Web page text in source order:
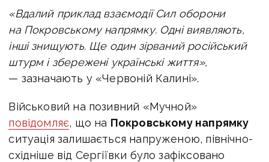
«Вдалий приклад взаємодії Сил оборони
на Покровському напрямку. Одні виявляють,
інші знищують. Ще один зірваний російський
штурм і збережені українські життя»,
— зазначають у «Червоній Калині».
Військовий на позивний «Мучной»
повідомляє, що на Покровському напрямку
ситуація залишається напруженою, північно-
східніше від Сергіївки було зафіксовано